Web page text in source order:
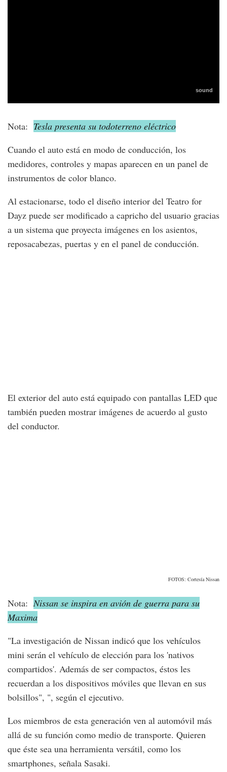
Nota: Tesla presenta su todoterreno eléctrico
Cuando el auto está en modo de conducción, los
medidores, controles y mapas aparecen en un panel de
instrumentos de color blanco.
Al estacionarse, todo el diseño interior del Teatro for
Dayz puede ser modificado a capricho del usuario gracias
a un sistema que proyecta imágenes en los asientos,
reposacabezas, puertas y en el panel de conducción.
El exterior del auto está equipado con pantallas LED que
también pueden mostrar imágenes de acuerdo al gusto
del conductor.
FOTOS: Cortesía Nissan
Nota: Nissan se inspira en avión de guerra para su
Maxima
"La investigación de Nissan indicó que los vehículos
mini serán el vehículo de elección para los 'nativos
compartidos'. Además de ser compactos, éstos les
recuerdan a los dispositivos móviles que llevan en sus
bolsillos", ", según el ejecutivo.
Los miembros de esta generación ven al automóvil más
allá de su función como medio de transporte. Quieren
que éste sea una herramienta versátil, como los
smartphones, señala Sasaki.